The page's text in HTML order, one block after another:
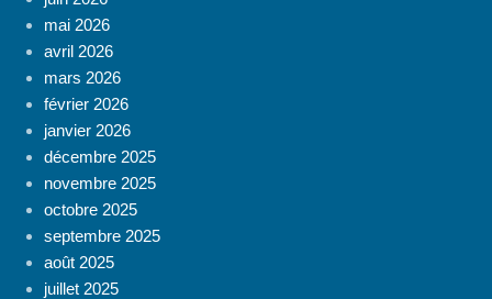
mai 2026
avril 2026
mars 2026
février 2026
janvier 2026
décembre 2025
novembre 2025
octobre 2025
septembre 2025
août 2025
juillet 2025